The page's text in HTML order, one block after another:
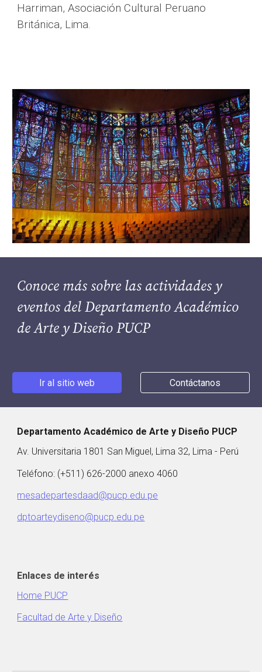
Harriman, Asociación Cultural Peruano
Británica, Lima.
Conoce más sobre las actividades y
eventos del Departamento Académico
de Arte y Diseño PUCP
Ir al sitio web Contáctanos
Departamento Académico de Arte y Diseño PUCP
Av. Universitaria 1801 San Miguel, Lima 32, Lima - Perú
Teléfono: (+511) 626-2000 anexo 4060
mesadepartesdaad@pucp.edu.pe
dptoarteydiseno@pucp.edu.pe
Enlaces de interés
Home PUCP
Facultad de Arte y Diseño